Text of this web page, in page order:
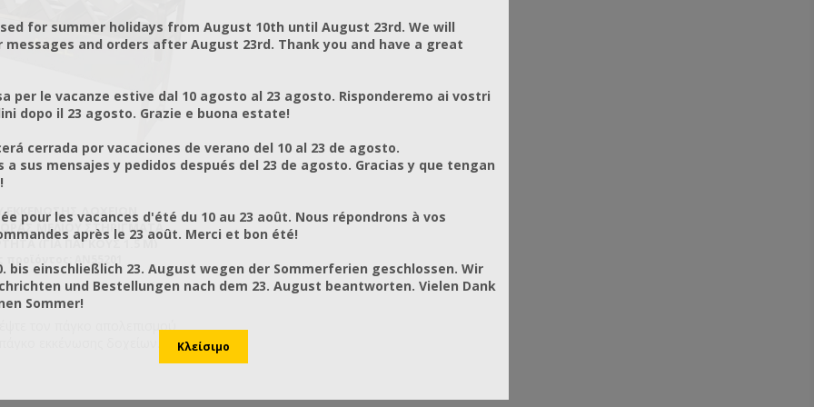
ΕΚΚΈΝΩΣΗΣ ΔΟΧΕΊΩΝ
ΜΕΛΙΟΎ ΣΤΗΡΙΓΜΑΤΑ
(ΓΙΑ ΠΆΓΚΟΥΣ 1,5 M)
τον πάγκο απολεπισμού
Εάν ο πάγκος απολεπισμού σας
for summer holidays from August 10th until August 23rd. We will
messages and orders after August 23rd. Thank you and have a great
per le vacanze estive dal 10 agosto al 23 agosto. Risponderemo ai vostri
dopo il 23 agosto. Grazie e buona estate!
cerrada por vacaciones de verano del 10 al 23 de agosto.
a sus mensajes y pedidos después del 23 de agosto. Gracias y que tengan
pour les vacances d'été du 10 au 23 août. Nous répondrons à vos
après le 23 août. Merci et bon été!
bis einschließlich 23. August wegen der Sommerferien geschlossen. Wir
und Bestellungen nach dem 23. August beantworten. Vielen Dank
Sommer!